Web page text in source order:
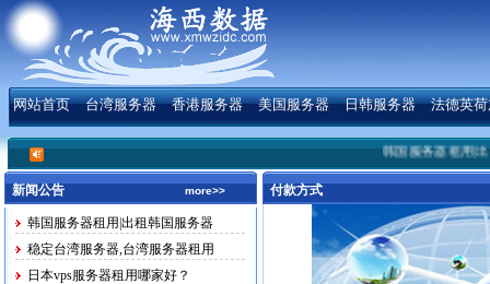
网站首页 台湾服务器 香港服务器 美国服务器 日韩服务器 法德英
韩国服务器租用|出租
新闻公告 more>>
韩国服务器租用|出租韩国服务器
稳定台湾服务器,台湾服务器租用
日本vps服务器租用哪家好？
付款方式